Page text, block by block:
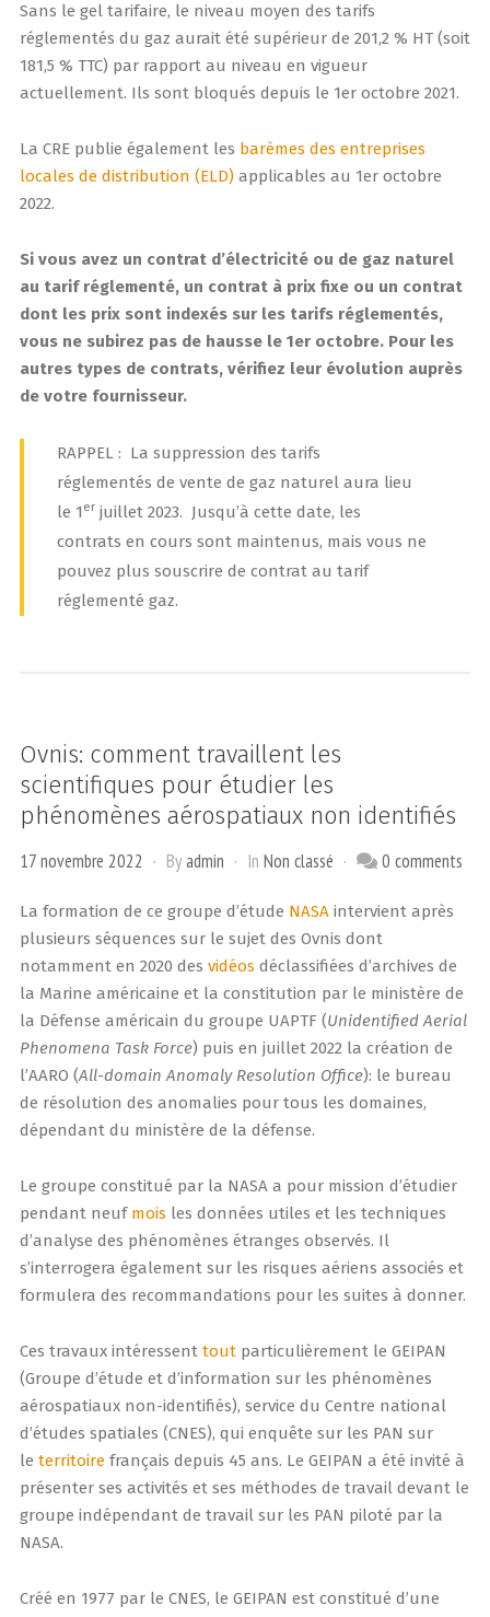
Sans le gel tarifaire, le niveau moyen des tarifs
réglementés du gaz aurait été supérieur de 201,2 % HT (soit
181,5 % TTC) par rapport au niveau en vigueur
actuellement. Ils sont bloqués depuis le 1er octobre 2021.
La CRE publie également les barèmes des entreprises
locales de distribution (ELD)applicables au 1er octobre
2022.
Si vous avez un contrat d’électricité ou de gaz naturel
au tarif réglementé, un contrat à prix fixe ou un contrat
dont les prix sont indexés sur les tarifs réglementés,
vous ne subirez pas de hausse le 1er octobre. Pour les
autres types de contrats, vérifiez leur évolution auprès
de votre fournisseur.
RAPPEL : La suppression des tarifs
réglementés de vente de gaz naturel aura lieu
le 1 erjuillet 2023. Jusqu’à cette date, les
contrats en cours sont maintenus, mais vous ne
pouvez plus souscrire de contrat au tarif
réglementé gaz.
Ovnis: comment travaillent les
scientifiques pour étudier les
phénomènes aérospatiaux non identifiés
17 novembre 2022 Byadmin In Non classé 0 comments
La formation de ce groupe d’étude NASAintervient après
plusieurs séquences sur le sujet des Ovnis dont
notamment en 2020 des vidéos déclassifiées d’archives de
la Marine américaine et la constitution par le ministère de
la Défense américain du groupe UAPTF (Unidentified Aerial
Phenomena Task Force) puis en juillet 2022 la création de
l’AARO (All-domain Anomaly Resolution Office): le bureau
de résolution des anomalies pour tous les domaines,
dépendant du ministère de la défense.
Le groupe constitué par la NASA a pour mission d’étudier
pendant neuf mois les données utiles et les techniques
d’analyse des phénomènes étranges observés. Il
s’interrogera également sur les risques aériens associés et
formulera des recommandations pour les suites à donner.
Ces travaux intéressent toutparticulièrement le GEIPAN
(Groupe d’étude et d’information sur les phénomènes
aérospatiaux non-identifiés), service du Centre national
d’études spatiales (CNES), qui enquête sur les PAN sur
le territoirefrançais depuis 45 ans. Le GEIPAN a été invité à
présenter ses activités et ses méthodes de travail devant le
groupe indépendant de travail sur les PAN piloté par la
NASA.
Créé en 1977 par le CNES, le GEIPAN est constitué d’une